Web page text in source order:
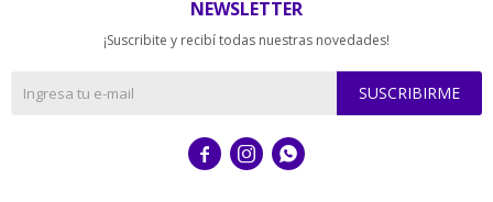
NEWSLETTER
¡Suscribite y recibí todas nuestras novedades!
SUSCRIBIRME
  